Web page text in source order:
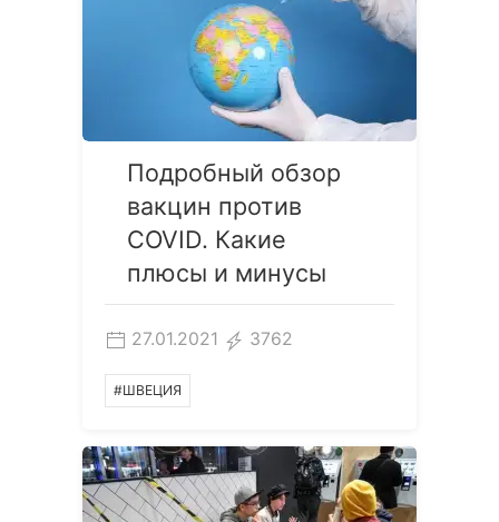
Подробный обзор
вакцин против
COVID. Какие
плюсы и минусы
27.01.2021 3762
#ШВЕЦИЯ